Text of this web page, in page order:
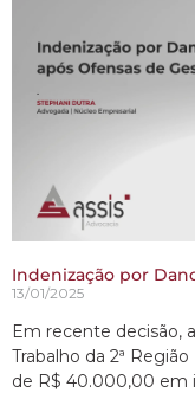
Indenização por
13/01/2025
Em recente decisão,
Trabalho da 2ª
de R$ 40.000,00 em